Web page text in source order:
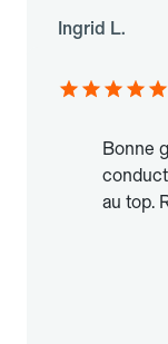
Ingrid L.
Bonne
au top.